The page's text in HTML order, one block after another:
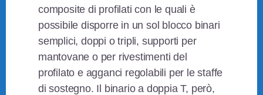
composite di profilati con le quali è
possibile disporre in un sol blocco binari
semplici, doppi o tripli, supporti per
mantovane o per rivestimenti del
profilato e agganci regolabili per le staffe
di sostegno. Il binario a doppia T, però,